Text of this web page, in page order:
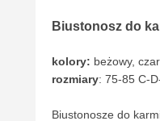
Biustonosz do
kolory: beżowy,
rozmiary: 75-85 C-
Biustonosze do